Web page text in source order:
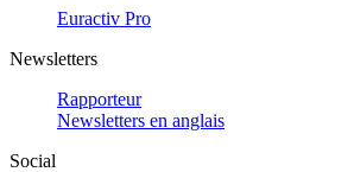
Euractiv Pro
Newsletters
Rapporteur
Newsletters en anglais
Social